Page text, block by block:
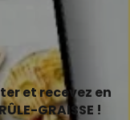
et recevez en
GRAISSE !